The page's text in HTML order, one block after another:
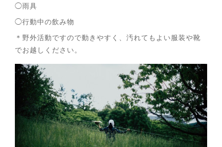
◯雨具
◯行動中の飲み物
＊野外活動ですので動きやすく、汚れてもよい服装や靴
でお越しください。